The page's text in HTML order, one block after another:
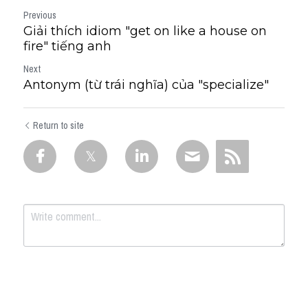
Previous
Giải thích idiom "get on like a house on
fire" tiếng anh
Next
Antonym (từ trái nghĩa) của "specialize"
Return to site